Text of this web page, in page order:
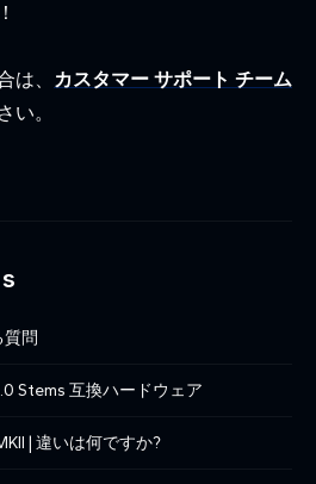
は、 カスタマー サポート チーム
い。
質問
Stems 互換ハードウェア
| 違いは何ですか?